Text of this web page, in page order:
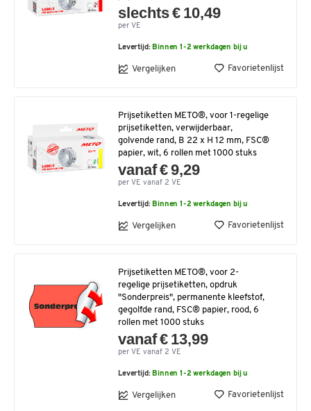
slechts € 10,49
per VE
Levertijd: Binnen 1-2 werkdagen bij u
Vergelijken Favorietenlijst
Prijsetiketten METO®, voor 1-regelige
prijsetiketten, verwijderbaar,
golvende rand, B 22 x H 12 mm, FSC®
papier, wit, 6 rollen met 1000 stuks
vanaf € 9,29
per VE vanaf 2 VE
Levertijd: Binnen 1-2 werkdagen bij u
Vergelijken Favorietenlijst
Prijsetiketten METO®, voor 2-
regelige prijsetiketten, opdruk
"Sonderpreis", permanente kleefstof,
gegolfde rand, FSC® papier, rood, 6
rollen met 1000 stuks
vanaf € 13,99
per VE vanaf 2 VE
Levertijd: Binnen 1-2 werkdagen bij u
Vergelijken Favorietenlijst